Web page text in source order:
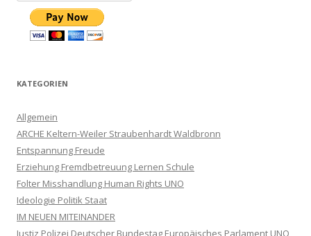
KATEGORIEN
Allgemein
ARCHE Keltern-Weiler Straubenhardt Waldbronn
Entspannung Freude
Erziehung Fremdbetreuung Lernen Schule
Folter Misshandlung Human Rights UNO
Ideologie Politik Staat
IM NEUEN MITEINANDER
Justiz Polizei Deutscher Bundestag Europäisches Parlament UNO